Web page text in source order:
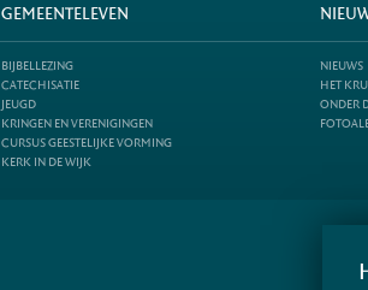
GEMEENTELEVEN
BIJBELLEZING
CATECHISATIE
JEUGD
KRINGEN EN VERENIGINGEN
CURSUS GEESTELIJKE VORMING
KERK IN DE WIJK
NIEUWS
HET
ONDER